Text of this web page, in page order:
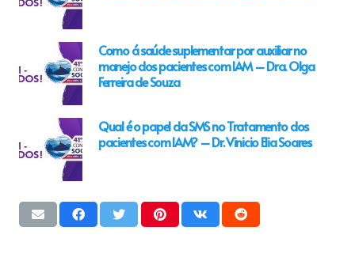
Como á saúde suplementar por auxiliar no
manejo dos pacientes com IAM – Dra. Olga
Ferreira de Souza
Qual é o papel da SMS no Tratamento dos
pacientes com IAM? – Dr. Vinicio Elia Soares